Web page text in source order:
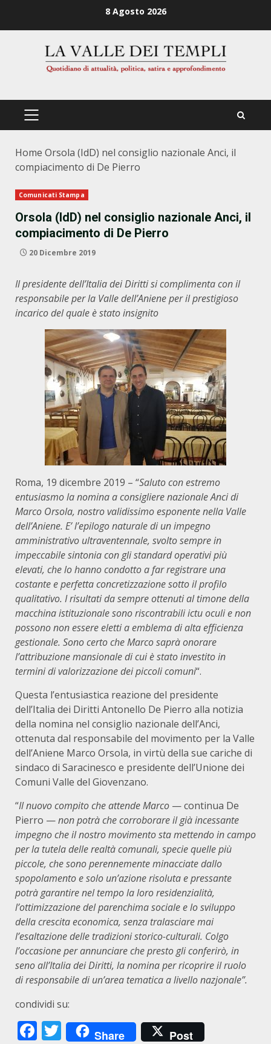
8 Agosto 2026
PRIMÄRES
Home Orsola (IdD) nel consiglio nazionale Anci, il
compiacimento di De Pierro
Comunicati Stampa
Orsola (IdD) nel consiglio nazionale Anci, il
compiacimento di De Pierro
20 Dicembre 2019
Il presidente dell’Italia dei Diritti si complimenta con il
responsabile per la Valle dell’Aniene per il prestigioso
incarico del quale è stato insignito
Roma, 19 dicembre 2019 – “Saluto con estremo
entusiasmo la nomina a consigliere nazionale Anci di
Marco Orsola, nostro validissimo esponente nella Valle
dell’Aniene. E’ l’epilogo naturale di un impegno
amministrativo ultraventennale, svolto sempre in
impeccabile sintonia con gli standard operativi più
elevati, che lo hanno condotto a far registrare una
costante e perfetta concretizzazione sotto il profilo
qualitativo. I risultati da sempre ottenuti al timone della
macchina istituzionale sono riscontrabili ictu oculi e non
possono non essere eletti a emblema di alta efficienza
gestionale. Sono certo che Marco saprà onorare
l’attribuzione mansionale di cui è stato investito in
termini di valorizzazione dei piccoli comuni“.
Questa l’entusiastica reazione del presidente
dell’Italia dei Diritti Antonello De Pierro alla notizia
della nomina nel consiglio nazionale dell’Anci,
ottenuta dal responsabile del movimento per la Valle
dell’Aniene Marco Orsola, in virtù della sue cariche di
sindaco di Saracinesco e presidente dell’Unione dei
Comuni Valle del Giovenzano.
“Il nuovo compito che attende Marco — continua De
Pierro —non potrà che corroborare il già incessante
impegno che il nostro movimento sta mettendo in campo
per la tutela delle realtà comunali, specie quelle più
piccole, che sono perennemente minacciate dallo
spopolamento e solo un’azione risoluta e pressante
potrà garantire nel tempo la loro residenzialità,
l’ottimizzazione del parenchima sociale e lo sviluppo
della crescita economica, senza tralasciare mai
l’esaltazione delle tradizioni storico-culturali. Colgo
l’occasione per annunciare che presto gli conferirò, in
seno all’Italia dei Diritti, la nomina per ricoprire il ruolo
di responsabile di un’area tematica a livello nazjonale”.
condividi su:
Facebook
Twitter
Share Post